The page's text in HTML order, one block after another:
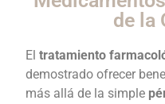
de la
El tratamiento
demostrado ofrecer
más allá de la simple